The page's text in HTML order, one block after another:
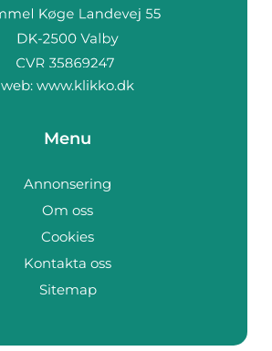
web: www.klikko.dk
Menu
Annonsering
Om oss
Cookies
Kontakta oss
Sitemap